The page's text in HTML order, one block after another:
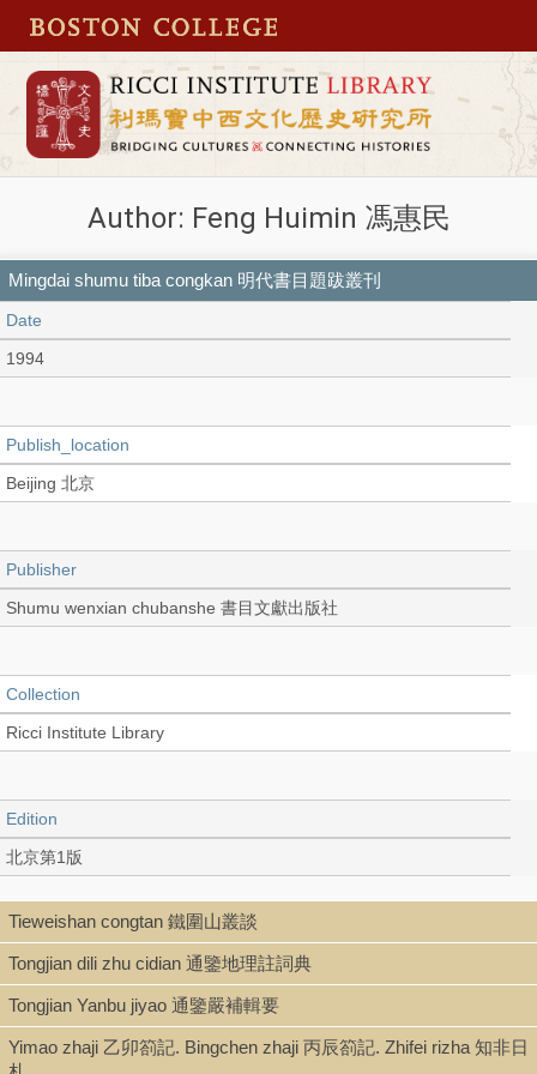
Author: Feng Huimin 馮惠民
Mingdai shumu tiba congkan 明代書目題跋叢刊
Date
1994
Publish_location
Beijing 北京
Publisher
Shumu wenxian chubanshe 書目文獻出版社
Collection
Ricci Institute Library
Edition
北京第1版
Language
Chinese 中文[繁體]
Record_type
Tieweishan congtan 鐵圍山叢談
Tongjian dili zhu cidian 通鑒地理註詞典
Tongjian Yanbu jiyao 通鑒嚴補輯要
Yimao zhaji 乙卯箚記. Bingchen zhaji 丙辰箚記. Zhifei rizha 知非日